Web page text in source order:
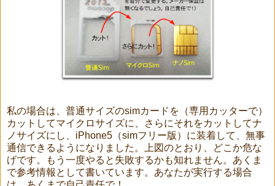
私の場合は、普通サイズのsimカードを（専用カッターで）
カットしてマイクロサイズに、さらにそれをカットしてナ
ノサイズにし、iPhone5（simフリー版）に装着して、無事
通信できるようになりました。上図のとおり、どこか危な
げです。もう一度やると失敗するかも知れません。あくま
で参考情報として書いています。あなたが実行する場合